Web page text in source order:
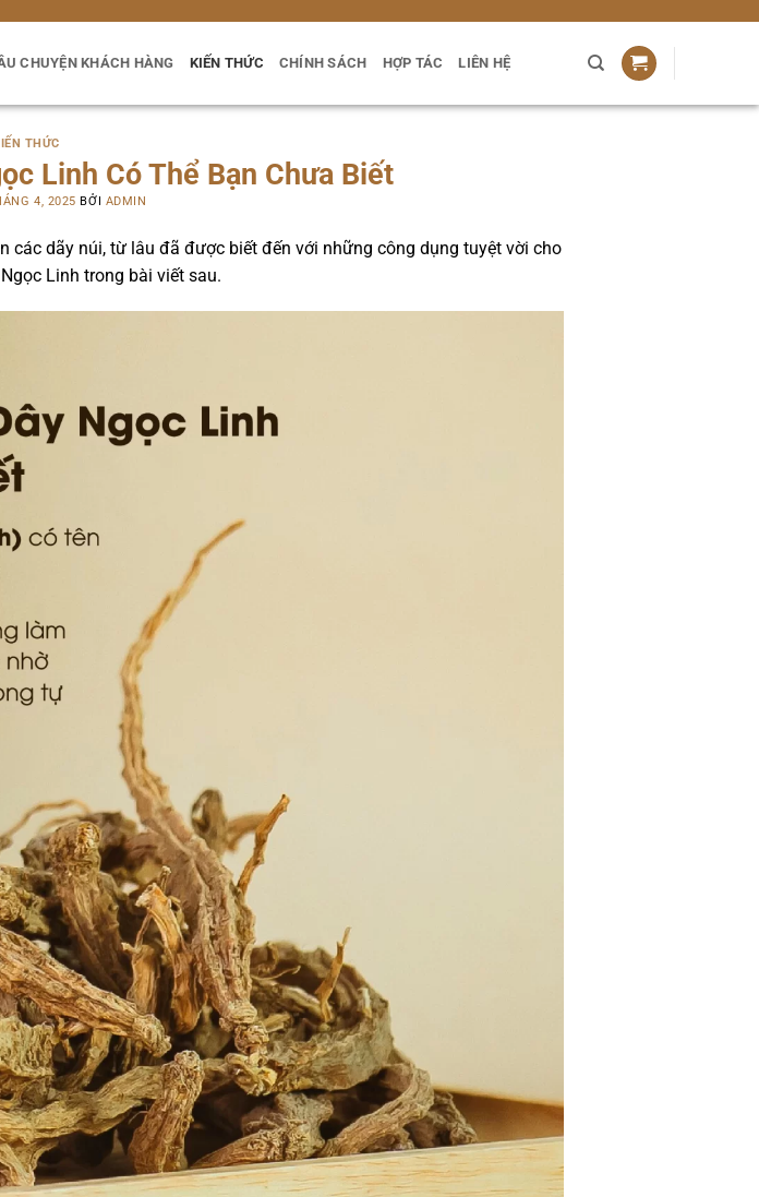
CHUYỆN KHÁCH HÀNG KIẾN THỨC CHÍNH SÁCH HỢP TÁC LIÊN HỆ
THỨC
Linh Có Thể Bạn Chưa Biết
4, 2025 BỞI ADMIN
dãy núi, từ lâu đã được biết đến với những công dụng tuyệt vời cho
Linh trong bài viết sau.